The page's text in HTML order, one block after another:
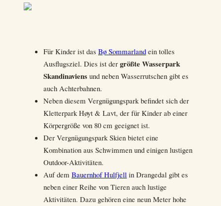
Für Kinder ist das Bø Sommarland ein tolles
Ausflugsziel. Dies ist der größte Wasserpark
Skandinaviens und neben Wasserrutschen gibt es
auch Achterbahnen.
Neben diesem Vergnügungspark befindet sich der
Kletterpark Høyt & Lavt, der für Kinder ab einer
Körpergröße von 80 cm geeignet ist.
Der Vergnügungspark Skien bietet eine
Kombination aus Schwimmen und einigen lustigen
Outdoor-Aktivitäten.
Auf dem Bauernhof Hulfjell in Drangedal gibt es
neben einer Reihe von Tieren auch lustige
Aktivitäten. Dazu gehören eine neun Meter hohe